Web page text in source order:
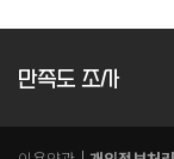
만족도 조사